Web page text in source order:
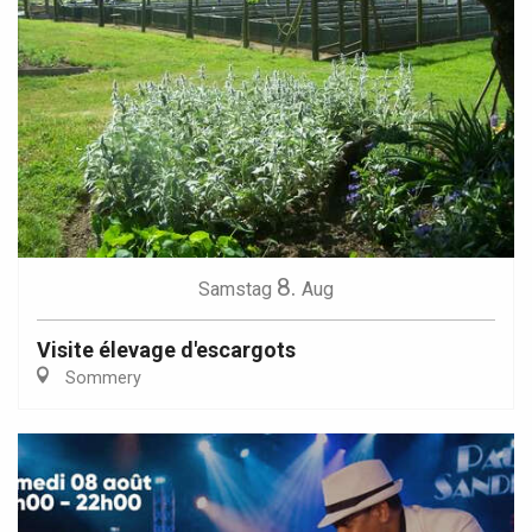
Samstag 8. Aug
Visite élevage d'escargots
Sommery